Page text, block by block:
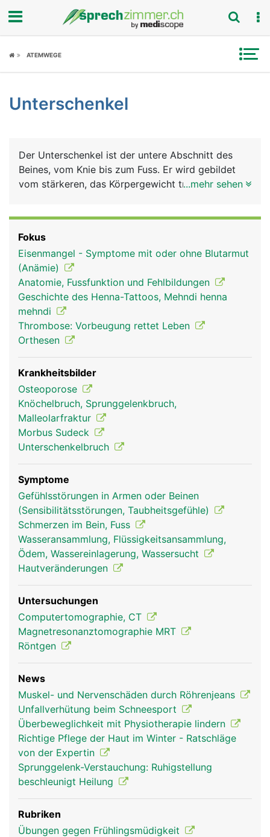
Fokus
Symptome
News
Rubriken
ATEMWEGE
Unterschenkel
Der Unterschenkel ist der untere Abschnitt des
Beines, vom Knie bis zum Fuss. Er wird gebildet
vom stärkeren, das Körpergewicht tragenden
Unterschenkelmuskeln sind für die Beugung und
Streckung im Sprunggelenk zuständig und
teilweise auch für die Hebung und Senkung der
Zehen und für die Beugung im Knie.
Unterschenkel Frau
...mehr sehen
Fokus
Eisenmangel - Symptome mit oder ohne Blutarmut
(Anämie)
Anatomie, Fussfunktion und Fehlbildungen
Geschichte des Henna-Tattoos, Mehndi henna
mehndi
Thrombose: Vorbeugung rettet Leben
Orthesen
Krankheitsbilder
Osteoporose
Knöchelbruch, Sprunggelenkbruch,
Malleolarfraktur
Morbus Sudeck
Unterschenkelbruch
Symptome
Gefühlsstörungen in Armen oder Beinen
(Sensibilitätsstörungen, Taubheitsgefühle)
Schmerzen im Bein, Fuss
Wasseransammlung, Flüssigkeitsansammlung,
Ödem, Wassereinlagerung, Wassersucht
Hautveränderungen
Untersuchungen
Computertomographie, CT
Magnetresonanztomographie MRT
Röntgen
News
Muskel- und Nervenschäden durch Röhrenjeans
Unfallverhütung beim Schneesport
Überbeweglichkeit mit Physiotherapie lindern
Richtige Pflege der Haut im Winter - Ratschläge
von der Expertin
Sprunggelenk-Verstauchung: Ruhigstellung
beschleunigt Heilung
Rubriken
Übungen gegen Frühlingsmüdigkeit